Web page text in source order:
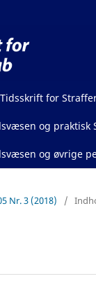
for
og praktisk
og øvrige
Nr. 3 (2018) /